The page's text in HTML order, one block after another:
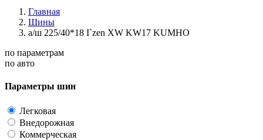
Главная
Шины
а/ш 225/40*18 I`zen XW KW17 KUMHO
по параметрам
по авто
Параметры шин
Легковая
Внедорожная
Коммерческая